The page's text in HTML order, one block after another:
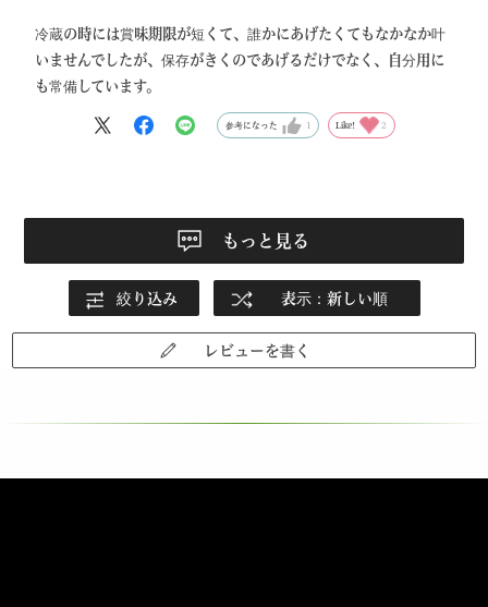
冷蔵の時には賞味期限が短くて、誰かにあげたくてもなかなか叶
いませんでしたが、保存がきくのであげるだけでなく、自分用に
も常備しています。
参考になった 1 Like! 2
もっと見る
絞り込み 表示：新しい順
レビューを書く